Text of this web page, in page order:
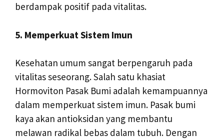
berdampak positif pada vitalitas.
5. Memperkuat Sistem Imun
Kesehatan umum sangat berpengaruh pada
vitalitas seseorang. Salah satu khasiat
Hormoviton Pasak Bumi adalah kemampuannya
dalam memperkuat sistem imun. Pasak bumi
kaya akan antioksidan yang membantu
melawan radikal bebas dalam tubuh. Dengan